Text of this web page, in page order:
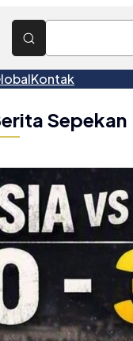
Kontak
Sepekan